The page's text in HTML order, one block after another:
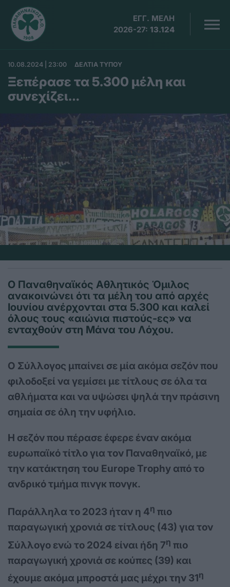
ΕΓΓ. ΜΕΛΗ
2026-27: 13.124
10.08.2024 | 23:00 ΔΕΛΤΙΑ ΤΥΠΟΥ
Ξεπέρασε τα 5.300 μέλη και
συνεχίζει…
Ο Παναθηναϊκός Αθλητικός Όμιλος
ανακοινώνει ότι τα μέλη του από αρχές
Ιουνίου ανέρχονται στα 5.300 και καλεί
όλους τους «αιώνια πιστούς-ες» να
ενταχθούν στη Μάνα του Λόχου.
Ο Σύλλογος μπαίνει σε μία ακόμα σεζόν που
φιλοδοξεί να γεμίσει με τίτλους σε όλα τα
αθλήματα και να υψώσει ψηλά την πράσινη
σημαία σε όλη την υφήλιο.
Η σεζόν που πέρασε έφερε έναν ακόμα
ευρωπαϊκό τίτλο για τον Παναθηναϊκό, με
την κατάκτηση του Europe Trophy από το
ανδρικό τμήμα πινγκ πονγκ.
Παράλληλα το 2023 ήταν η 4η πιο
παραγωγική χρονιά σε τίτλους (43) για τον
Σύλλογο ενώ το 2024 είναι ήδη 7η πιο
παραγωγική χρονιά σε κούπες (39) και
έχουμε ακόμα μπροστά μας μέχρι την 31η